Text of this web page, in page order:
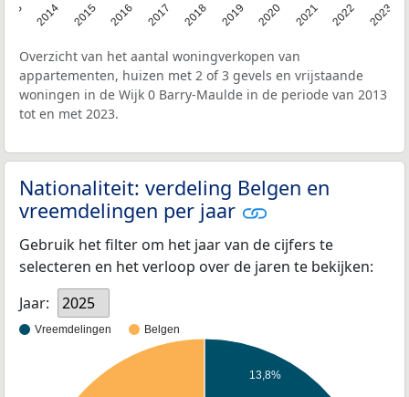
2014 2015 2016 2017 2018 2019 2020 2021 2022 2023
Overzicht van het aantal woningverkopen van
appartementen, huizen met 2 of 3 gevels en vrijstaande
woningen in de Wijk 0 Barry-Maulde in de periode van 2013
tot en met 2023.
Nationaliteit: verdeling Belgen en
vreemdelingen per jaar
Gebruik het filter om het jaar van de cijfers te
selecteren en het verloop over de jaren te bekijken:
Jaar:
2025
Vreemdelingen Belgen
13,8%